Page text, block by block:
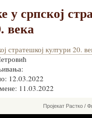
у српској
века
стратешкој култури 20.
12.03.2022
11.03.2022
Пројекат Растко /